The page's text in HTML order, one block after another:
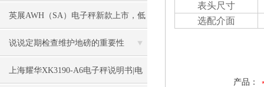
英展AWH（SA）电子秤新款上市，低
价冲市场
说说定期检查维护地磅的重要性
上海耀华XK3190-A6电子秤说明书|电
表头尺寸
选配介面
产品：